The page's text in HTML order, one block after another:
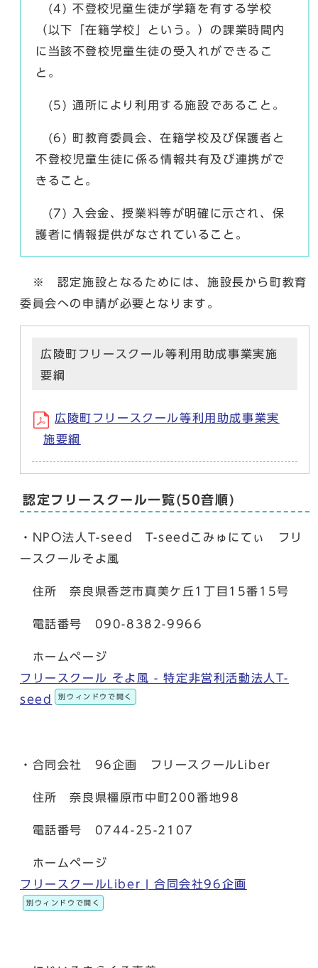
(4) 不登校児童生徒が学籍を有する学校
（以下「在籍学校」という。）の課業時間内
に当該不登校児童生徒の受入れができるこ
と。
(5) 通所により利用する施設であること。
(6) 町教育委員会、在籍学校及び保護者と
不登校児童生徒に係る情報共有及び連携がで
きること。
(7) 入会金、授業料等が明確に示され、保
護者に情報提供がなされていること。
※ 認定施設となるためには、施設長から町教育
委員会への申請が必要となります。
広陵町フリースクール等利用助成事業実施
要綱
広陵町フリースクール等利用助成事業実
施要綱
認定フリースクール一覧(50音順)
・NPO法人T-seed T-seedこみゅにてぃ フリ
ースクールそよ風
住所 奈良県香芝市真美ケ丘1丁目15番15号
電話番号 090-8382-9966
ホームページ
フリースクール そよ風 - 特定非営利活動法人T-
seed
別ウィンドウで開く
・合同会社 96企画 フリースクールLiber
住所 奈良県橿原市中町200番地98
電話番号 0744-25-2107
ホームページ
フリースクールLiber | 合同会社96企画
別ウィンドウで開く